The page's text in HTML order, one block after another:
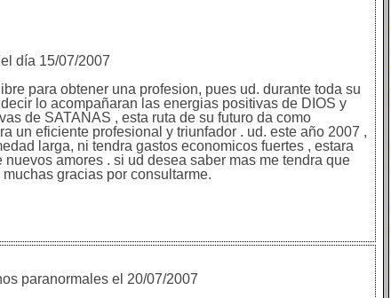
día 15/07/2007
para obtener una profesion, pues ud. durante toda su
lo acompañaran las energias positivas de DIOS y
de SATANAS , esta ruta de su futuro da como
un eficiente profesional y triunfador . ud. este año 2007 ,
larga, ni tendra gastos economicos fuertes , estara
amores . si ud desea saber mas me tendra que
gracias por consultarme.
paranormales el 20/07/2007